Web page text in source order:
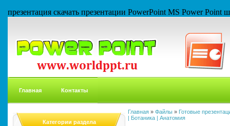
презентация скачать презентации PowerPoint MS Power
Главная Контакты
Категории раздела
Главная » Файлы » Готовые
| Ботаника | Анатомия